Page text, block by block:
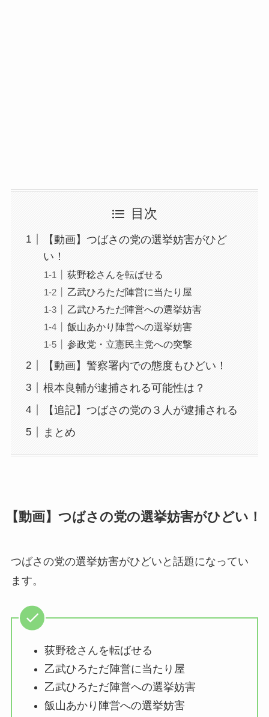
目次
【動画】つばさの党の選挙妨害がひど
い！
荻野稔さんを転ばせる
乙武ひろただ陣営に当たり屋
乙武ひろただ陣営への選挙妨害
飯山あかり陣営への選挙妨害
参政党・立憲民主党への突撃
【動画】警察署内での態度もひどい！
根本良輔が逮捕される可能性は？
【追記】つばさの党の３人が逮捕される
まとめ
【動画】つばさの党の選挙妨害がひどい！
つばさの党の選挙妨害がひどいと話題になってい
ます。
荻野稔さんを転ばせる
乙武ひろただ陣営に当たり屋
乙武ひろただ陣営への選挙妨害
飯山あかり陣営への選挙妨害